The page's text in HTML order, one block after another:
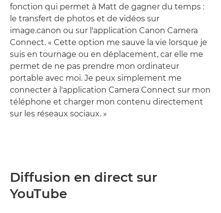
fonction qui permet à Matt de gagner du temps :
le transfert de photos et de vidéos sur
image.canon ou sur l'application Canon Camera
Connect. « Cette option me sauve la vie lorsque je
suis en tournage ou en déplacement, car elle me
permet de ne pas prendre mon ordinateur
portable avec moi. Je peux simplement me
connecter à l'application Camera Connect sur mon
téléphone et charger mon contenu directement
sur les réseaux sociaux. »
Diffusion en direct sur
YouTube